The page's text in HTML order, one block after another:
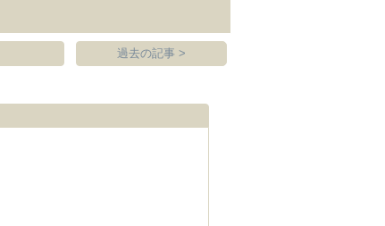
過去の記事 >